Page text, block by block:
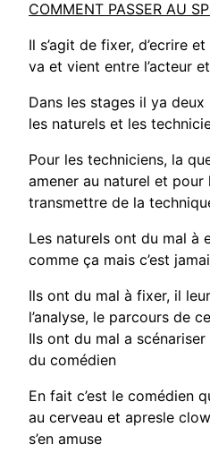
COMMENT PASSER AU
Il s’agit de fixer, d’ecrire
va et vient entre l’acteur
Dans les stages il ya
les naturels et les
Pour les techniciens, la
amener au naturel et
transmettre de la
Les naturels ont du mal à
comme ça mais c’est
Ils ont du mal à fixer, il
l’analyse, le parcours de
Ils ont du mal a
du comédien
En fait c’est le comédien
au cerveau et apresle
s’en amuse